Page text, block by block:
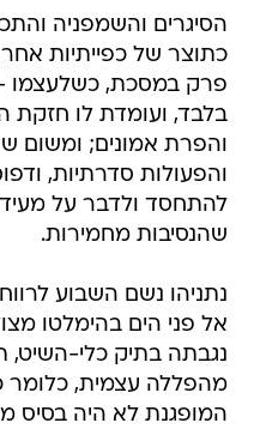
הסיגרים והשמפניה
כתוצר של כפייתיות
פרק במסכת, כשלעצמו -
בלבד, ועומדת לו
והפרת אמונים; ומשום
והפעולות סדרתיות,
להתחסד ולדבר על
שהנסיבות מחמירות.
נתניהו נשם השבוע
אל פני הים בהימלטו
מהפללה עצמית, כלומר
המופגנת לא היה בסיס